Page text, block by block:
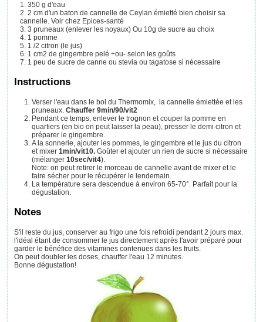
350 g d'eau
2 cm d'un baton de cannelle de Ceylan émietté bien choisir sa
cannelle. Voir chez Epices-santé
3pruneaux (enlever les noyaux) Ou 10g de sucre au choix
1 pomme
1 /2 citron (le jus)
1 cm2 de gingembre pelé+ou- selon les goûts
1 peu de sucre de canne ou stevia ou tagatose si nécessaire
Instructions
Verser l'eau dans le bol du Thermomix, la cannelle émiettée et les
pruneaux.Chauffer 9min/90/vit2
Pendant ce temps, enlever le trognon et couper la pomme en
quartiers (en bio on peut laisser la peau), presser le demi citron et
préparer le gingembre.
A la sonnerie, ajouter les pommes, le gingembre et le jus du citron
et mixer1min/vit10.Goûter et ajouter un rien de sucre si nécessaire
(mélanger10sec/vit4).
Note: on peut retirer le morceau de cannelle avant de mixer et le
faire sécher pour le récupérer le lendemain.
La température sera descendue à environ 65-70°. Parfait pour la
dégustation.
Notes
S'il reste du jus, conserver au frigo une fois refroidi pendant 2 jours max.
l'idéal étant de consommer le jus directement après l'avoir préparé pour
garder le bénéfice des vitamines contenues dans les fruits.
On peut doubler les doses, chauffer l'eau 12 minutes.
Bonne dégustation!